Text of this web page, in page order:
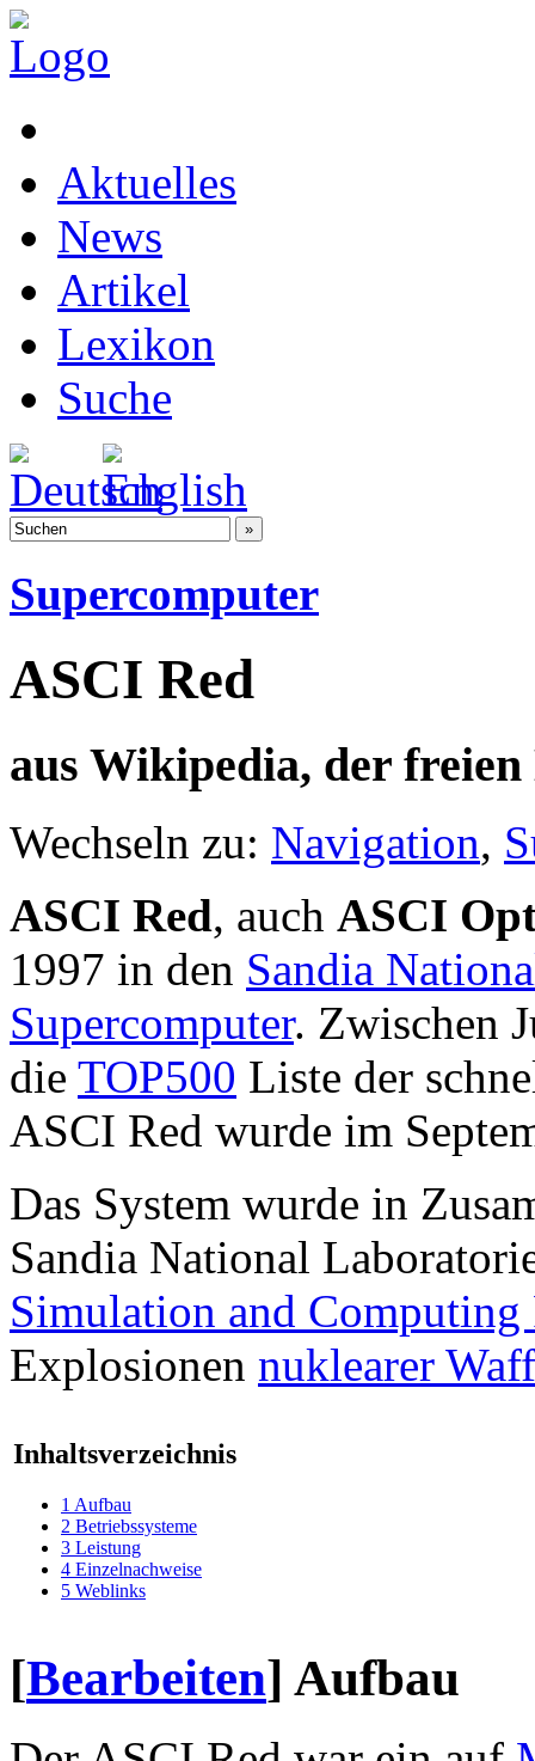
Aktuelles
News
Artikel
Lexikon
Suche
Supercomputer
ASCI Red
aus Wikipedia, der
Wechseln zu: Navigation,
ASCI Red, auch ASCI
1997 in den Sandia
Supercomputer. Zwischen
die TOP500 Liste der
ASCI Red wurde im
Das System wurde in
Sandia National
Simulation and Computing
Explosionen nuklearer
Inhaltsverzeichnis
1 Aufbau
2 Betriebssysteme
3 Leistung
4 Einzelnachweise
5 Weblinks
[Bearbeiten] Aufbau